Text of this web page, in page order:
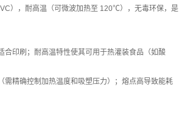
），耐高温（可微波加热至 120℃），无毒环保，是
印刷；耐高温特性使其可用于热灌装食品（如酸
精确控制加热温度和吸塑压力）；熔点高导致能耗